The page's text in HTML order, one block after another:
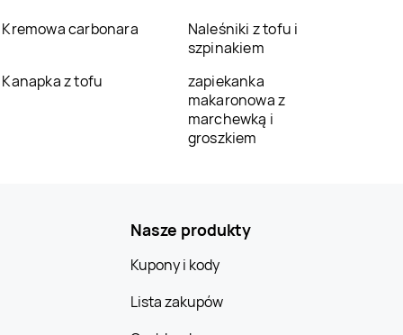
Kremowa carbonara
Naleśniki z tofu i
szpinakiem
Kanapka z tofu
zapiekanka
makaronowa z
marchewką i
groszkiem
Nasze produkty
Kupony i kody
Lista zakupów